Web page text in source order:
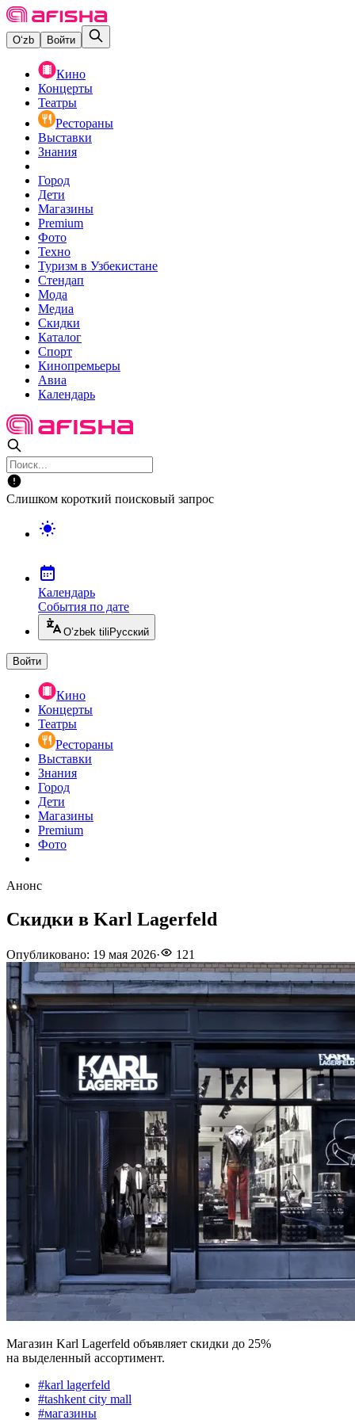
O‘zb Войти
Кино
Концерты
Театры
Рестораны
Выставки
Знания
Город
Дети
Магазины
Premium
Фото
Техно
Туризм в Узбекистане
Стендап
Мода
Медиа
Скидки
Каталог
Спорт
Кинопремьеры
Авиа
Календарь
Слишком короткий поисковый запрос
Календарь
События по дате
O’zbek tili Русский
Войти
Кино
Концерты
Театры
Рестораны
Выставки
Знания
Город
Дети
Магазины
Premium
Фото
Анонс
Скидки в Karl Lagerfeld
Опубликовано: 19 мая 2026· 121
Магазин Karl Lagerfeld объявляет скидки до 25%
на выделенный ассортимент.
#karl lagerfeld
#tashkent city mall
#магазины